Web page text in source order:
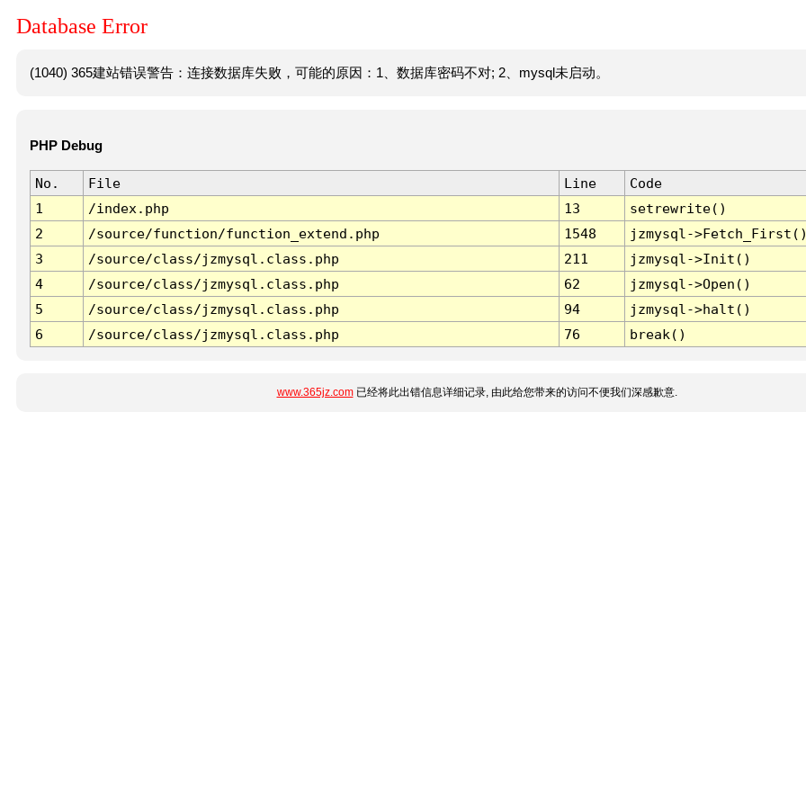
Database Error
(1040) 365建站错误警告：连接数据库失败，可能的原因：1、数据库密码不对; 2、mysql未启动。
PHP Debug
No. File Line
Code
1
/index.php 13
setrewrite()
2
/source/function/function_extend.php 1548
jzmysql-
3
/source/class/jzmysql.class.php 211
jzmysql->Init()
4
/source/class/jzmysql.class.php 62
jzmysql->Open()
5
/source/class/jzmysql.class.php 94
jzmysql->halt()
6
/source/class/jzmysql.class.php 76 break()
www.365jz.com已经将此出错信息详细记录, 由此给您带来的访问不便我们深感歉意.